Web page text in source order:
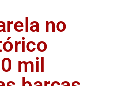
no
mil